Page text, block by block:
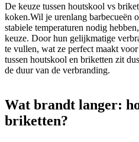
De keuze tussen houtskool vs
koken.Wil je urenlang barbecueën
stabiele temperaturen nodig
keuze. Door hun gelijkmatige
te vullen, wat ze perfect maakt
tussen houtskool en briketten zit
de duur van de verbranding.
Wat brandt langer:
briketten?